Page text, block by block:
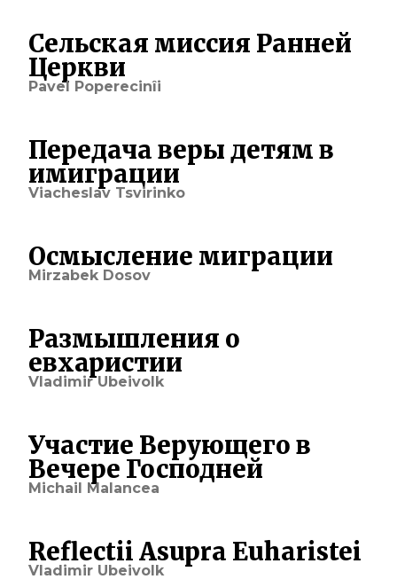
Сельская миссия Ранней
Церкви
Pavel Poperecinîi
Передача веры детям в
имиграции
Viacheslav Tsvirinko
Осмысление миграции
Mirzabek Dosov
Размышления о
евхаристии
Vladimir Ubeivolk
Участие Верующего в
Вечере Господней
Michail Malancea
Reflectii Asupra Euharistei
Vladimir Ubeivolk